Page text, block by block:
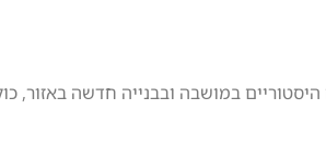
במושבה ובבנייה חדשה באזור,